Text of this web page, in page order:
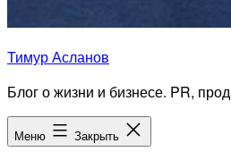
Тимур Асланов
Блог о жизни и бизнесе. PR,
Меню Закрыть